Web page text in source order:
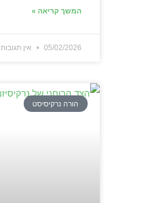
המשך קריאה »
05/02/2026 אין תגובות
הורה נרקיסיסט